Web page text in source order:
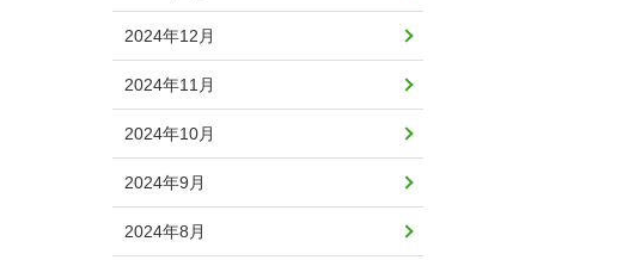
2024年12月
2024年11月
2024年10月
2024年9月
2024年8月